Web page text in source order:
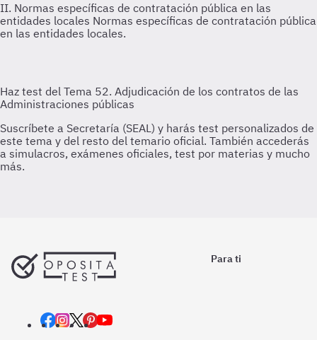
II. Normas específicas de contratación pública en las
entidades locales Normas específicas de contratación pública
en las entidades locales.
Para ti